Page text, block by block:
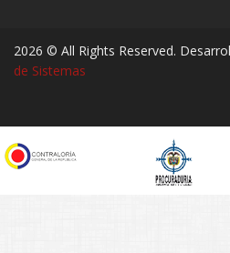
2026 © All Rights Reserved.
de Sistemas